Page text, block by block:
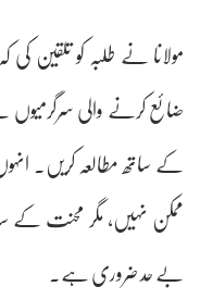
مولانا نے طلبہ کو تلقین
ضائع کرنے والی سرگرمیوں
کے ساتھ مطالعہ کریں۔
ممکن نہیں، مگر محنت کے
بے حد ضروری ہے۔